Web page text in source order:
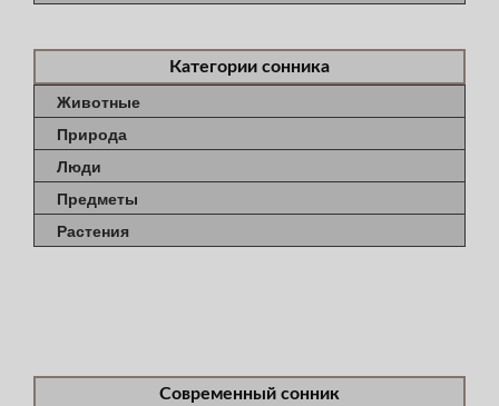
Категории сонника
Животные
Природа
Люди
Предметы
Растения
Современный сонник